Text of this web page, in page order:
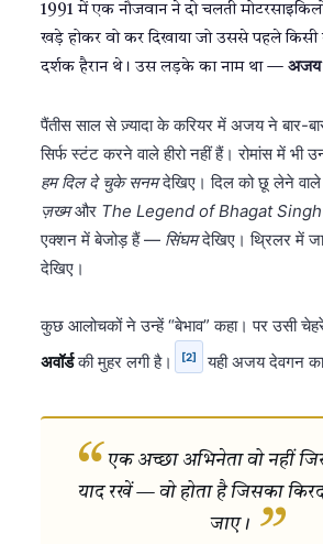
1991 में एक नौजवान ने दो चलती
खड़े होकर वो कर दिखाया जो उससे पहले किसी
दर्शक हैरान थे। उस लड़के का नाम था — अजय
पैंतीस साल से ज़्यादा के करियर में अजय ने बार-
सिर्फ स्टंट करने वाले हीरो नहीं हैं। रोमांस में भी
हम दिल दे चुके सनमदेखिए। दिल को छू लेने वाले
ज़ख्मऔर The Legend of Bhagat Singh
एक्शन में बेजोड़ हैं — सिंघमदेखिए। थ्रिलर में
देखिए।
कुछ आलोचकों ने उन्हें “बेभाव” कहा। पर उसी
अवॉर्डकी मुहर लगी है। [2] यही अजय देवगन
एक अच्छा अभिनेता वो नहीं
याद रखें — वो होता है जिसका
जाए।